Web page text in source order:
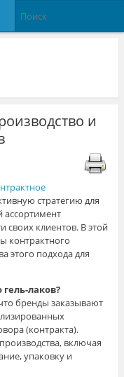
и
стратегию для
ассортимент
своих клиентов. В этой
контрактного
этого подхода для
лаков?
бренды заказывают
(контракта).
включая
упаковку и